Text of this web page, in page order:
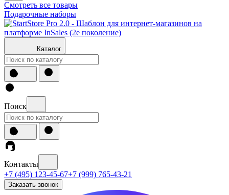
Смотреть все товары
Подарочные наборы
Каталог
Поиск
Контакты
+7 (495) 123-45-67+7 (999) 765-43-21
Заказать звонок